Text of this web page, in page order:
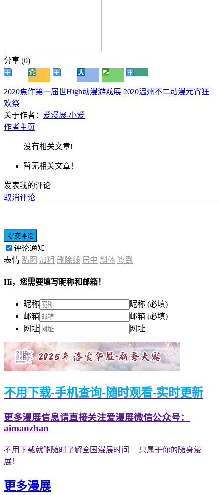
分享 (0)
2020焦作第一届世High动漫游戏展 2020温州不二动漫元宵狂
欢祭
关于作者： 爱漫展-小爱
作者主页
没有相关文章!
暂无相关文章！
发表我的评论
取消评论
提交评论
评论通知
表情 贴图 加粗 删除线 居中 斜体 签到
Hi，您需要填写昵称和邮箱！
昵称
昵称 (必填)
邮箱
邮箱 (必填)
网址
网址
不用下载-手机查询-随时观看-实时更新
更多漫展信息请直接关注爱漫展微信公众号：
aimanzhan
不用下载就能随时了解全国漫展时间！ 只属于你的随身漫
展！
更多漫展